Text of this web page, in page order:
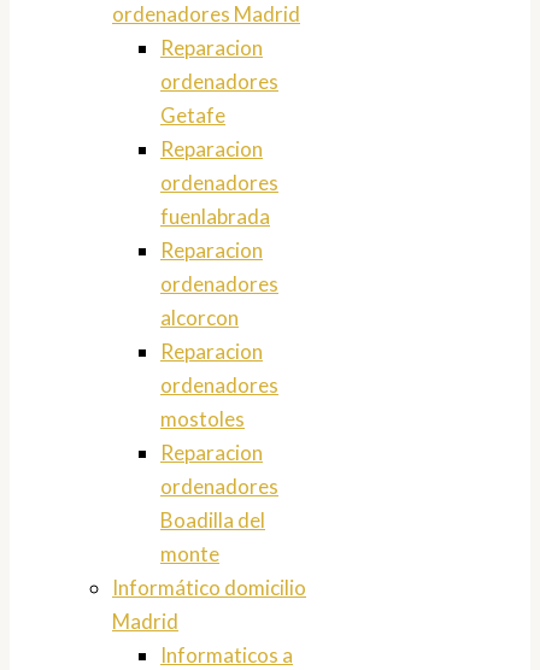
ordenadores Madrid
Reparacion
ordenadores
Getafe
Reparacion
ordenadores
fuenlabrada
Reparacion
ordenadores
alcorcon
Reparacion
ordenadores
mostoles
Reparacion
ordenadores
Boadilla del
monte
Informático domicilio
Madrid
Informaticos a